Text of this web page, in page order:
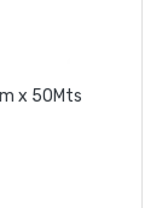
x 50Mts